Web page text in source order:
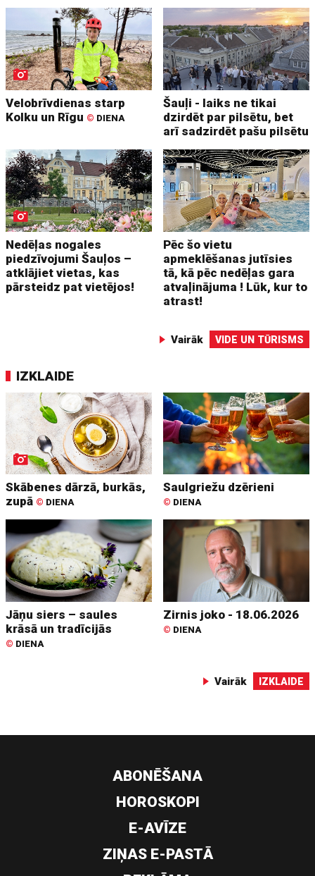
Velobrīvdienas starp
Kolku un Rīgu © DIENA
Šauļi - laiks ne tikai
dzirdēt par pilsētu, bet
arī sadzirdēt pašu pilsētu
Nedēļas nogales
piedzīvojumi Šauļos –
atklājiet vietas, kas
pārsteidz pat vietējos!
Pēc šo vietu
apmeklēšanas jutīsies
tā, kā pēc nedēļas gara
atvaļinājuma ! Lūk, kur to
atrast!
Vairāk VIDE UN TŪRISMS
IZKLAIDE
Skābenes dārzā, burkās,
zupā © DIENA
Saulgriežu dzērieni
© DIENA
Jāņu siers – saules
krāsā un tradīcijās
© DIENA
Zirnis joko - 18.06.2026
© DIENA
Vairāk IZKLAIDE
ABONĒŠANA
HOROSKOPI
E-AVĪZE
ZIŅAS E-PASTĀ